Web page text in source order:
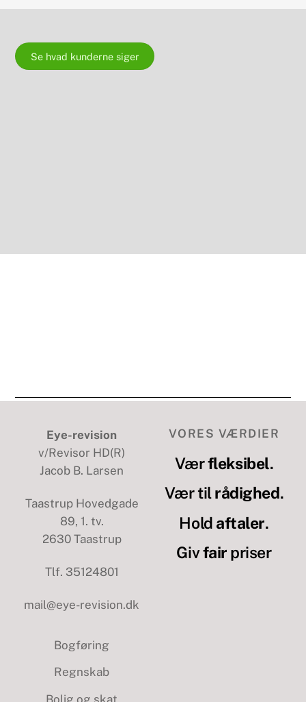
Se hvad kunderne siger
Eye-revision
v/Revisor HD(R)
Jacob B. Larsen
Taastrup Hovedgade
89, 1. tv.
2630 Taastrup
Tlf. 35124801
mail@eye-revision.dk
VORES VÆRDIER
Værfleksibel.
Vær tilrådighed.
Hold aftaler.
Givfair priser
Bogføring
Regnskab